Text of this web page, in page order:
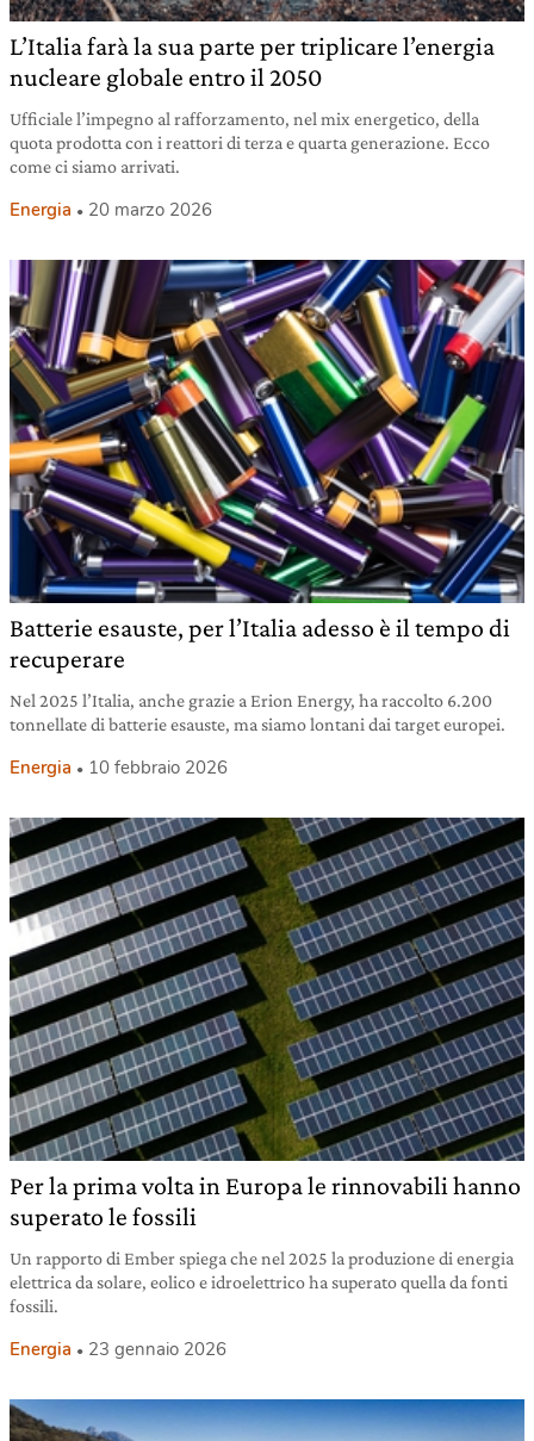
L’Italia farà la sua parte per triplicare l’energia
nucleare globale entro il 2050
Ufficiale l’impegno al rafforzamento, nel mix energetico, della
quota prodotta con i reattori di terza e quarta generazione. Ecco
come ci siamo arrivati.
Energia 20 marzo 2026
Batterie esauste, per l’Italia adesso è il tempo di
recuperare
Nel 2025 l’Italia, anche grazie a Erion Energy, ha raccolto 6.200
tonnellate di batterie esauste, ma siamo lontani dai target europei.
Energia 10 febbraio 2026
Per la prima volta in Europa le rinnovabili hanno
superato le fossili
Un rapporto di Ember spiega che nel 2025 la produzione di energia
elettrica da solare, eolico e idroelettrico ha superato quella da fonti
fossili.
Energia 23 gennaio 2026